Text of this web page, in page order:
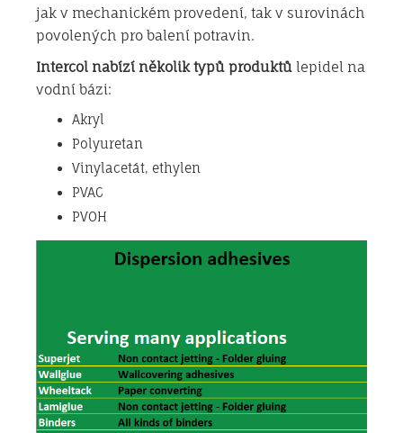
jak v mechanickém provedení, tak v surovinách
povolených pro balení potravin.
Intercol nabízí několik typů produktů lepidel na
vodní bázi:
Akryl
Polyuretan
Vinylacetát, ethylen
PVAC
PVOH